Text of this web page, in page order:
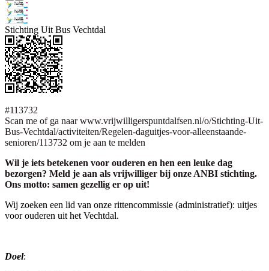
Stichting Uit Bus Vechtdal
#113732
Scan me of ga naar www.vrijwilligerspuntdalfsen.nl/o/Stichting-Uit-
Bus-Vechtdal/activiteiten/Regelen-daguitjes-voor-alleenstaande-
senioren/113732 om je aan te melden
Wil je iets betekenen voor ouderen en hen een leuke dag
bezorgen? Meld je aan als vrijwilliger bij onze ANBI stichting.
Ons motto: samen gezellig er op uit!
Wij zoeken een lid van onze rittencommissie (administratief): uitjes
voor ouderen uit het Vechtdal.
Doel: